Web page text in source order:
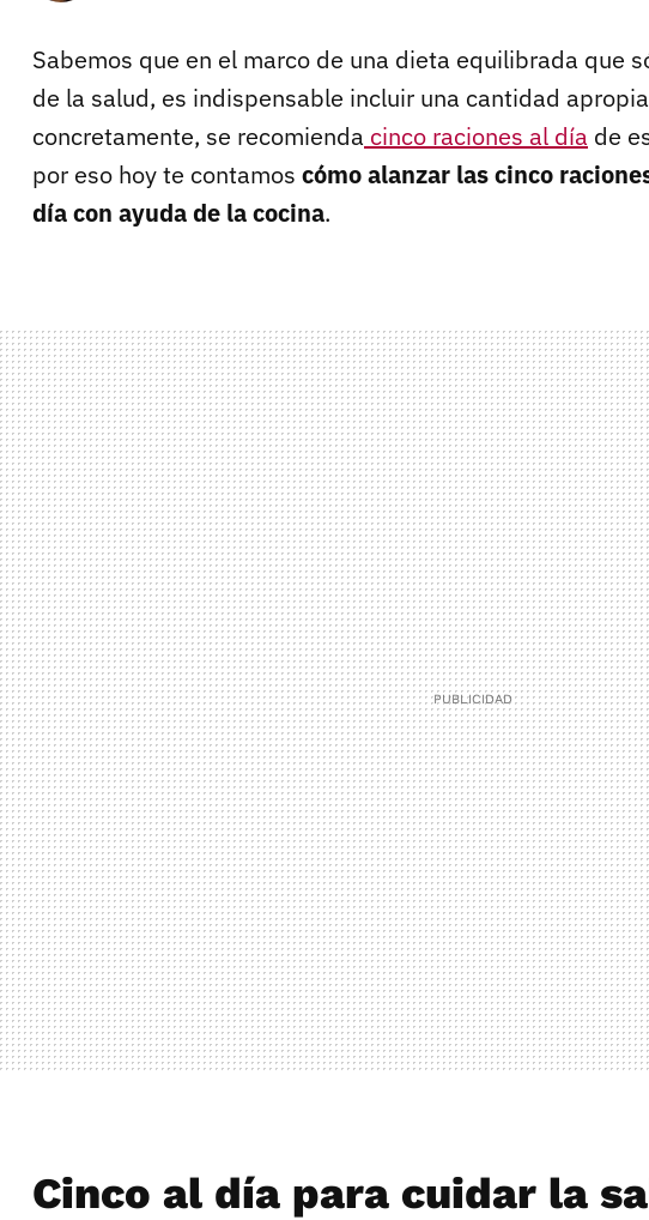
Sabemos que en el marco de una dieta equilibrada que
de la salud, es indispensable incluir una cantidad
concretamente, se recomienda cinco raciones al día de
por eso hoy te contamos cómo alanzar las cinco
día con ayuda de la cocina.
Cinco al día para cuidar la